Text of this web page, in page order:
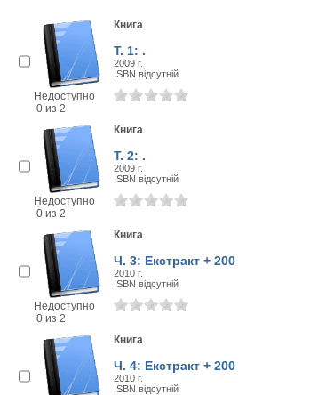
Недоступно
0 из 2
Книга
Т. 1: .
2009 г.
ISBN відсутній
Недоступно
0 из 2
Книга
Т. 2: .
2009 г.
ISBN відсутній
Недоступно
0 из 2
Книга
Ч. 3: Екстракт + 200
2010 г.
ISBN відсутній
Книга
Ч. 4: Екстракт + 200
2010 г.
ISBN відсутній